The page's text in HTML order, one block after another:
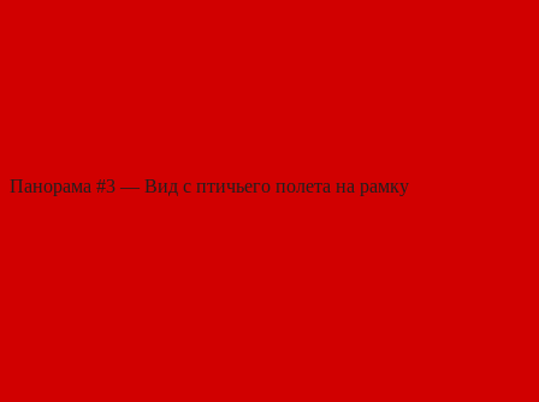
Панорама #3 — Вид с птичьего полета на рамку